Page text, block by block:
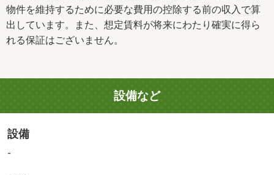
物件を維持するために必要な費用の控除する前の収入で算
出しています。また、想定賃料が将来にわたり確実に得ら
れる保証はございません。
設備など
設備
-